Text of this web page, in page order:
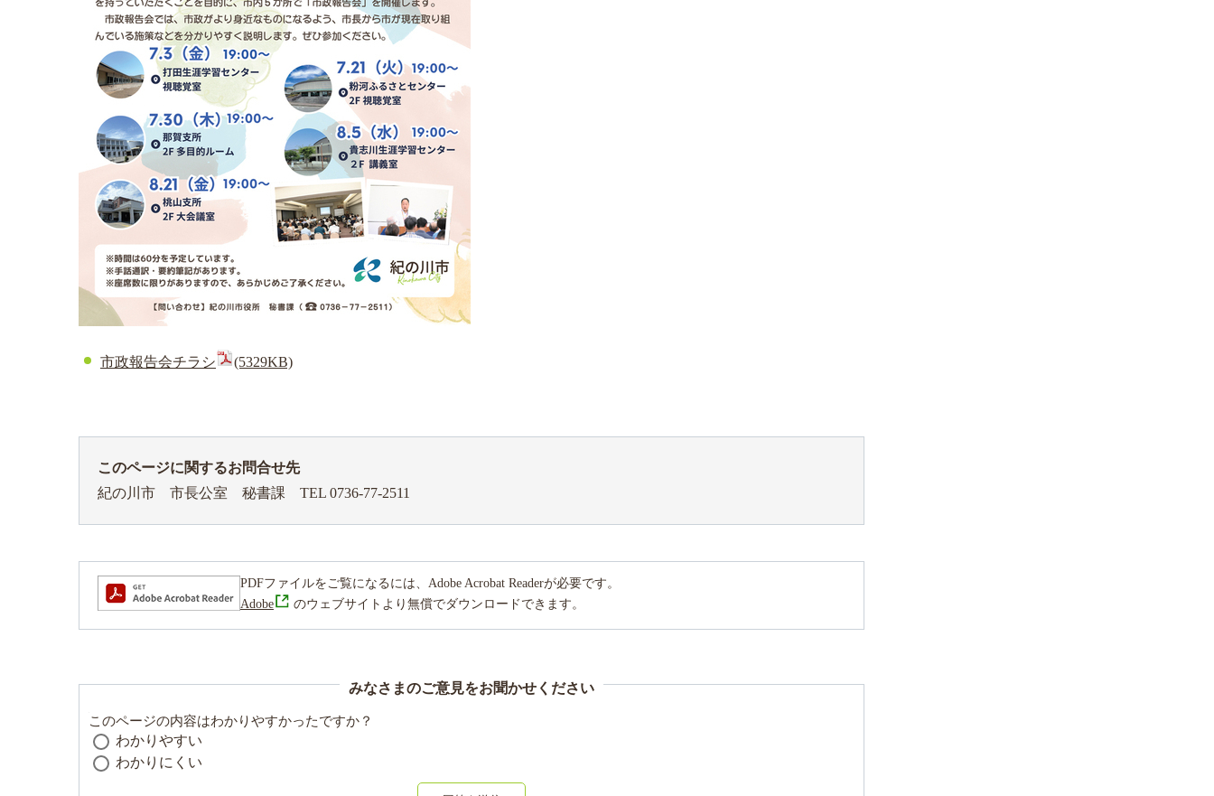
市政報告会チラシ (5329KB)
このページに関するお問合せ先
紀の川市 市長公室 秘書課 TEL 0736-77-2511
PDFファイルをご覧になるには、Adobe Acrobat Readerが必要です。
Adobe
のウェブサイトより無償でダウンロードできます。
みなさまのご意見をお聞かせください
このページの内容はわかりやすかったですか？
わかりやすい
わかりにくい